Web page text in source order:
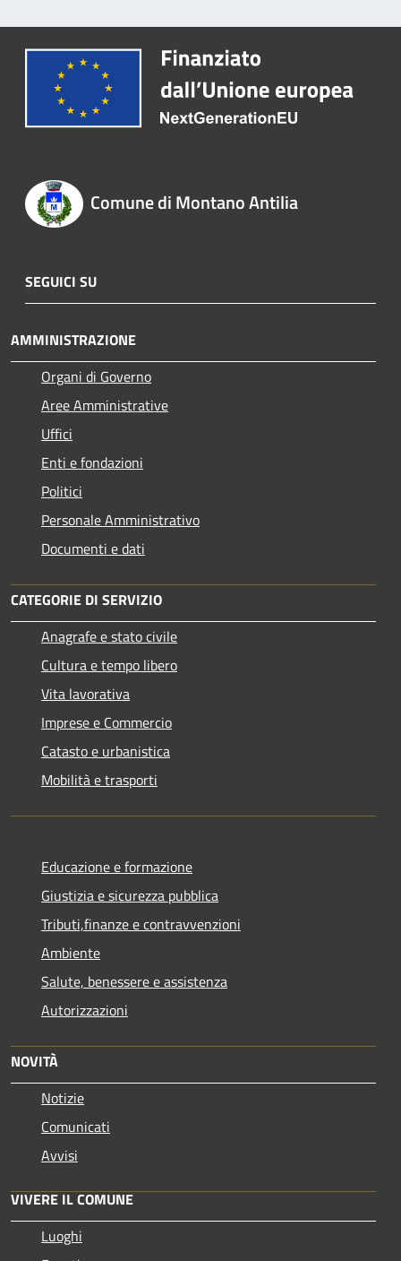
Comune di Montano Antilia
SEGUICI SU
AMMINISTRAZIONE
Organi di Governo
Aree Amministrative
Uffici
Enti e fondazioni
Politici
Personale Amministrativo
Documenti e dati
CATEGORIE DI SERVIZIO
Anagrafe e stato civile
Cultura e tempo libero
Vita lavorativa
Imprese e Commercio
Catasto e urbanistica
Mobilità e trasporti
Educazione e formazione
Giustizia e sicurezza pubblica
Tributi,finanze e contravvenzioni
Ambiente
Salute, benessere e assistenza
Autorizzazioni
NOVITÀ
Notizie
Comunicati
Avvisi
VIVERE IL COMUNE
Luoghi